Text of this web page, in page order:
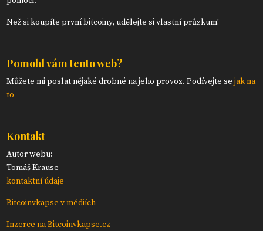
Než si koupíte první bitcoiny, udělejte si vlastní průzkum!
Pomohl vám tento web?
Můžete mi poslat nějaké drobné na jeho provoz. Podívejte sejak na
to
Kontakt
Autor webu:
Tomáš Krause
kontaktní údaje
Bitcoinvkapse v médiích
Inzerce na Bitcoinvkapse.cz